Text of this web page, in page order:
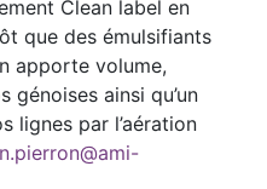
Clean label en
que des émulsifiants
apporte volume,
génoises ainsi qu’un
lignes par l’aération